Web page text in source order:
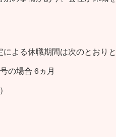
よる休職期間は次のとおりと
の場合 6ヵ月